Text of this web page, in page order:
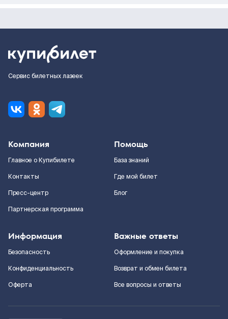
Сервис билетных лазеек
Компания
Главное о Купибилете
Контакты
Пресс-центр
Партнерская программа
Помощь
База знаний
Где мой билет
Блог
Информация
Безопасность
Конфиденциальность
Оферта
Важные ответы
Оформление и покупка
Возврат и обмен билета
Все вопросы и ответы